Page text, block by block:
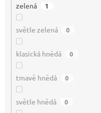
zelená 1
světle zelená 0
klasická hnědá 0
tmavě hnědá 0
světle hnědá 0